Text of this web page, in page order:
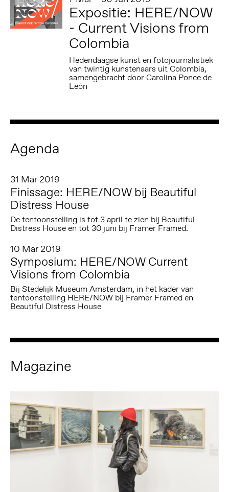
Expositie: HERE/NOW
- Current Visions from
Colombia
Hedendaagse kunst en fotojournalistiek
van twintig kunstenaars uit Colombia,
samengebracht door Carolina Ponce de
León
Agenda
31 Mar 2019
Finissage: HERE/NOW bij Beautiful
Distress House
De tentoonstelling is tot 3 april te zien bij Beautiful
Distress House en tot 30 juni bij Framer Framed.
10 Mar 2019
Symposium: HERE/NOW Current
Visions from Colombia
Bij Stedelijk Museum Amsterdam, in het kader van
tentoonstelling HERE/NOW bij Framer Framed en
Beautiful Distress House
Magazine